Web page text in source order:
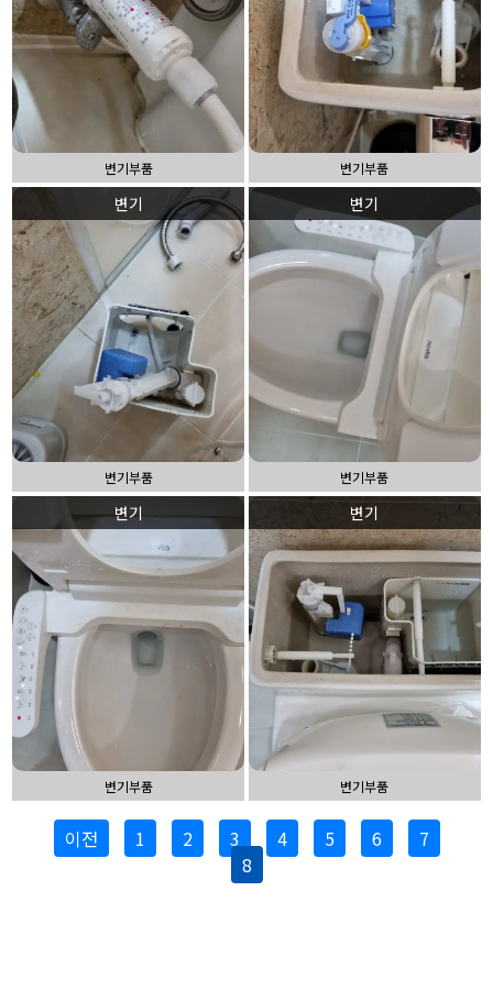
변기부품 변기부품
변기
변기부품
변기
변기부품
변기
변기부품
변기
변기부품
이전 1 2 3 4 5 6
7
8